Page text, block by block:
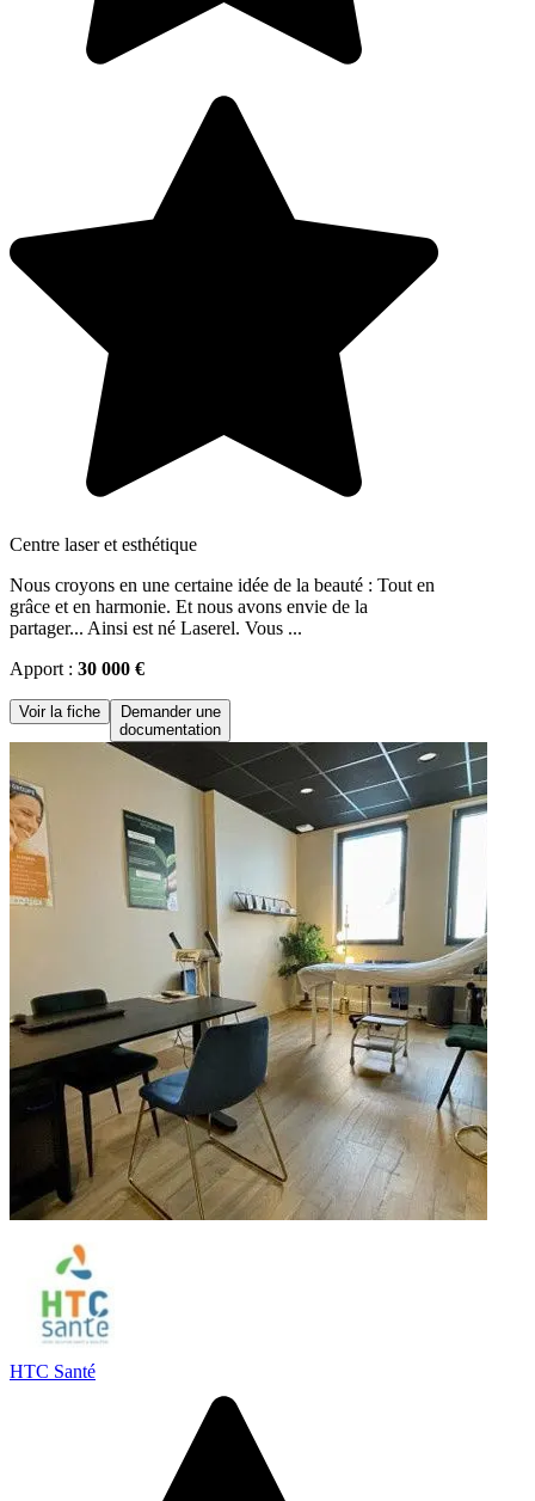
Centre laser et esthétique
Nous croyons en une certaine idée de la beauté : Tout en
grâce et en harmonie. Et nous avons envie de la
partager... Ainsi est né Laserel. Vous ...
Apport : 30 000 €
Voir la fiche
Demander une
documentation
HTC Santé